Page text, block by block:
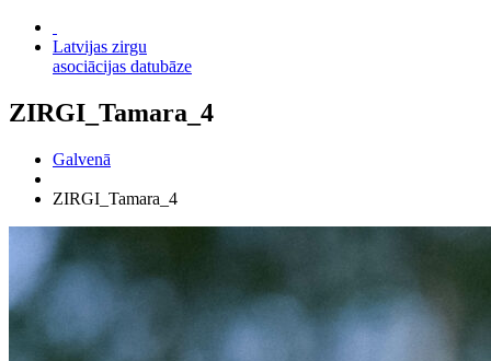
Latvijas zirgu
asociācijas datubāze
ZIRGI_Tamara_4
Galvenā
ZIRGI_Tamara_4